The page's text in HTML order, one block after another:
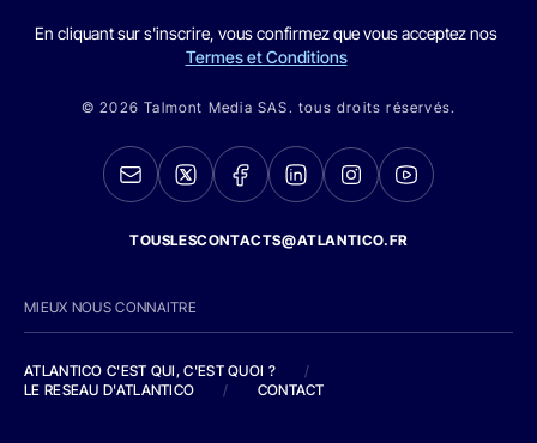
En cliquant sur s'inscrire, vous confirmez que vous acceptez nos
Termes et Conditions
© 2026 Talmont Media SAS. tous droits réservés.
TOUSLESCONTACTS@ATLANTICO.FR
MIEUX NOUS CONNAITRE
ATLANTICO C'EST QUI, C'EST QUOI ?
/
LE RESEAU D'ATLANTICO
/ CONTACT